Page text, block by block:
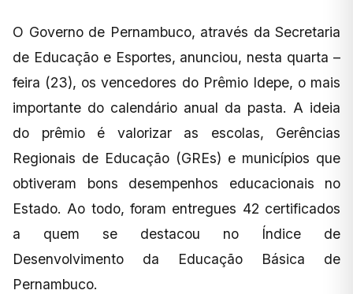
O Governo de Pernambuco, através da Secretaria
de Educação e Esportes, anunciou, nesta quarta –
feira (23), os vencedores do Prêmio Idepe, o mais
importante do calendário anual da pasta. A ideia
do prêmio é valorizar as escolas, Gerências
Regionais de Educação (GREs) e municípios que
obtiveram bons desempenhos educacionais no
Estado. Ao todo, foram entregues 42 certificados
a quem se destacou no Índice de
Desenvolvimento da Educação Básica de
Pernambuco.